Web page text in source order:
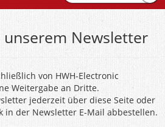
Newsletter
von HWH-Electronic
Weitergabe an Dritte.
jederzeit über diese Seite oder
in der Newsletter E-Mail abbestellen.